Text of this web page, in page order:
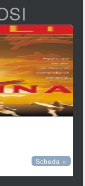
Scheda »